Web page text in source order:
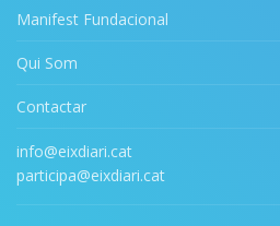
Manifest Fundacional
Qui Som
Contactar
info@eixdiari.cat
participa@eixdiari.cat